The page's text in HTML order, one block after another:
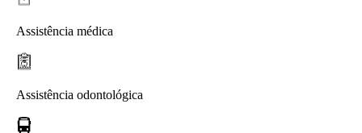
Assistência médica
Assistência odontológica